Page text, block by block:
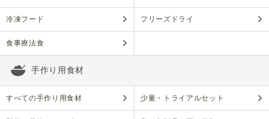
冷凍フード フリーズドライ
食事療法食
手作り用食材
すべての手作り用食材 少量・トライアルセット